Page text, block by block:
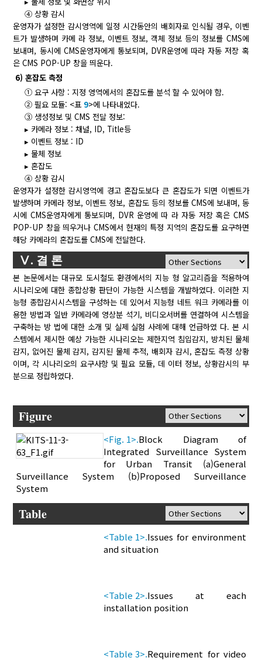
④ 상황 감시
운영자가 설정한 감시영역에 일정 시간동안의 배회자로 인식될 경우, 이벤
트가 발생하며 카메 라 정보, 이벤트 정보, 객체 정보 등의 정보를 CMS에
보내며, 동시에 CMS운영자에게 통보되며, DVR운영에 따라 자동 저장 혹
은 CMS POP-UP 창을 띄운다.
6) 혼잡도 측정
① 요구 사항 : 지정 영역에서의 혼잡도를 분석 할 수 있어야 함.
② 필요 모듈: <표 9>에 나타내었다.
③ 생성정보 및 CMS 전달 정보:
▸ 카메라 정보 : 채널, ID, Title등
▸ 이벤트 정보 : ID
▸ 물체 정보
▸ 혼잡도
④ 상황 감시
운영자가 설정한 감시영역에 경고 혼잡도보다 큰 혼잡도가 되면 이벤트가
발생하며 카메라 정보, 이벤트 정보, 혼잡도 등의 정보를 CMS에 보내며, 동
시에 CMS운영자에게 통보되며, DVR 운영에 따 라 자동 저장 혹은 CMS
POP-UP 창을 띄우거나 CMS에서 현재의 특정 지역의 혼잡도를 요구하면
해당 카메라의 혼잡도를 CMS에 전달한다.
Ⅴ. 결 론
본 논문에서는 대규모 도시철도 환경에서의 지능 형 알고리즘을 적용하여
시나리오에 대한 종합상황 판단이 가능한 시스템을 개발하였다. 이러한 지
능형 종합감시시스템을 구성하는 데 있어서 지능형 네트 워크 카메라를 이
용한 방법과 일반 카메라에 영상분 석기, 비디오서버를 연결하여 시스템을
구축하는 방 법에 대한 소개 및 실제 실험 사례에 대해 언급하였 다. 본 시
스템에서 제시한 예상 가능한 시나리오는 제한지역 침입감지, 방치된 물체
감지, 없어진 물체 감지, 감지된 물체 추적, 배회자 감시, 혼잡도 측정 상황
이며, 각 시나리오의 요구사항 및 필요 모듈, 데 이터 정보, 상황감시의 부
분으로 정립하였다.
Figure
<Fig. 1>.Block Diagram of
Integrated Surveillance System
for Urban Transit (a)General
Surveillance System (b)Proposed Surveillance
System
Table
<Table 1>.Issues for environment
and situation
<Table 2>.Issues at each
installation position
<Table 3>.Requirement for video